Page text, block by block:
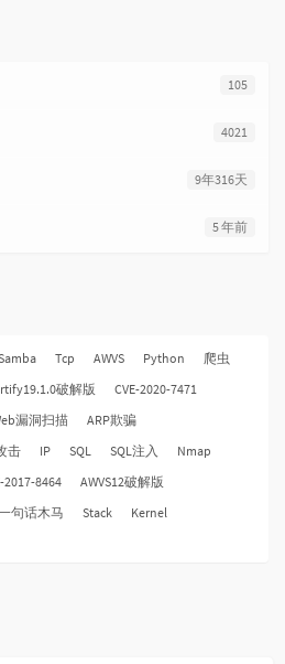
105
4021
9年316天
5 年前
Tcp AWVS Python
爬虫
破解版
CVE-2020-7471
漏洞扫描
ARP欺骗
击 IP SQL SQL注入
Nmap
2017-8464
AWVS12破解版
句话木马 Stack
Kernel